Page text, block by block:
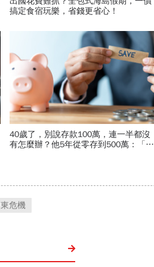
搞定食宿玩樂，省錢更省心！
40歲了，別說存款100萬，連一半都沒
有怎麼辦？他5年從零存到500萬：「無
危機